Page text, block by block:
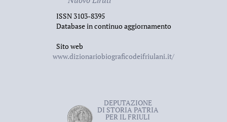
ISSN 3103-8395
Database in continuo aggiornamento
Sito web
www.dizionariobiograficodeifriulani.it/
DEPUTAZIONE
DI STORIA PATRIA
PER IL FRIULI